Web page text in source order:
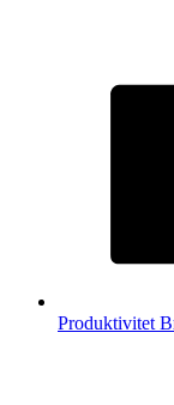
Produktivitet